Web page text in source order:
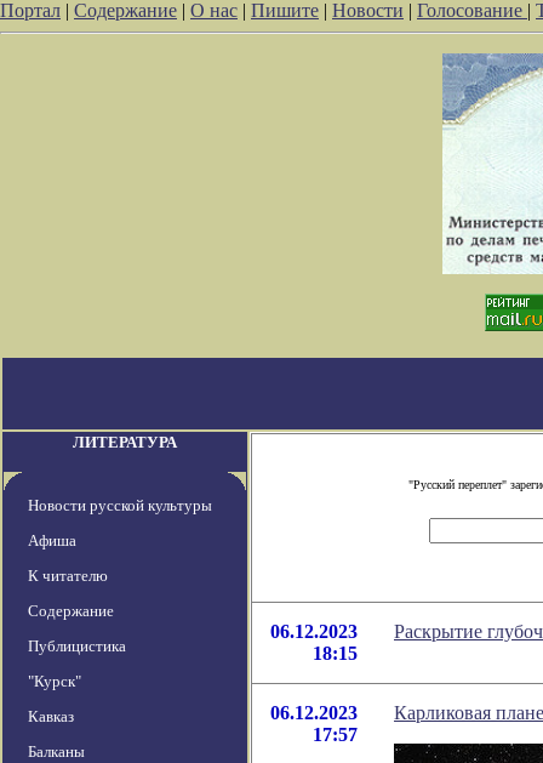
Портал | Содержание | О нас | Пишите | Новости | Голосование |
ЛИТЕРАТУРА
Новости русской культуры
Афиша
К читателю
Содержание
Публицистика
"Курск"
Кавказ
Балканы
"Русский переплет"
06.12.2023
18:15
Раскрытие
06.12.2023
17:57
Карликовая